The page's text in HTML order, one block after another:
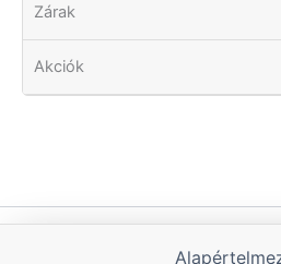
Zárak
Akciók
Copyright © 2026 Tomka Kft. |